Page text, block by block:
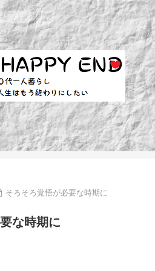
そろそろ覚悟が必要な時期に
な時期に